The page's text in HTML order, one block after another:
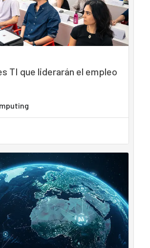
TI que liderarán el empleo